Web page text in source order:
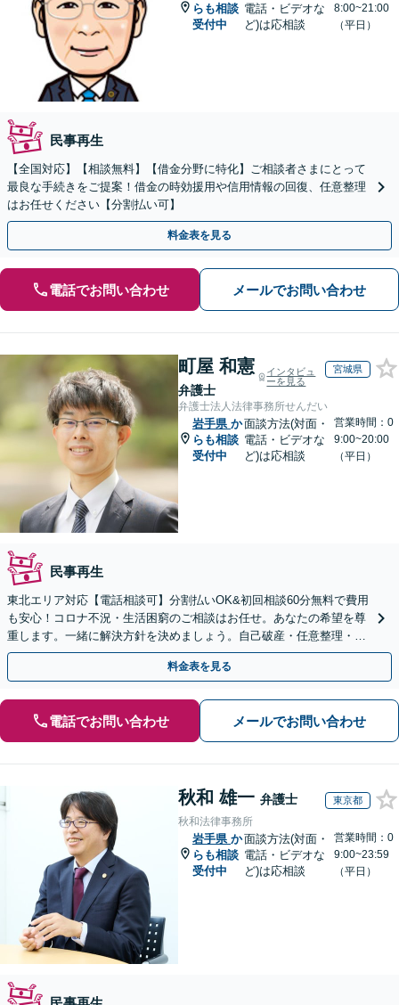
らも相談
受付中
電話・ビデオな
ど)は応相談
8:00~21:00
（平日）
民事再生
【全国対応】【相談無料】【借金分野に特化】ご相談者さまにとって
最良な手続きをご提案！借金の時効援用や信用情報の回復、任意整理
はお任せください【分割払い可】
料金表を見る
電話でお問い合わせ メールでお問い合わせ
町屋 和憲
弁護士
インタビュ
ーを見る
宮城県
弁護士法人法律事務所せんだい
岩手県 か
らも相談
受付中
面談方法(対面・
電話・ビデオな
ど)は応相談
営業時間：0
9:00~20:00
（平日）
民事再生
東北エリア対応【電話相談可】分割払いOK&初回相談60分無料で費用
も安心！コロナ不況・生活困窮のご相談はお任せ。あなたの希望を尊
重します。一緒に解決方針を決めましょう。自己破産・任意整理・個
人再生・時効の援用など実績多数【完全個室】
料金表を見る
電話でお問い合わせ メールでお問い合わせ
秋和 雄一 弁護士 東京都
秋和法律事務所
岩手県 か
らも相談
受付中
面談方法(対面・
電話・ビデオな
ど)は応相談
営業時間：0
9:00~23:59
（平日）